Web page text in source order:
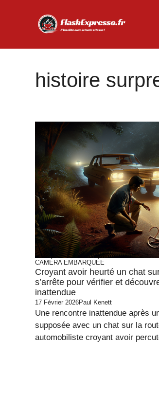
histoire
CAMÉRA EMBARQUÉE
Croyant avoir heurté un chat
s’arrête pour vérifier et
inattendue
17 Février 2026Paul Kenett
Une rencontre inattendue après
supposée avec un chat sur la
automobiliste croyant avoir